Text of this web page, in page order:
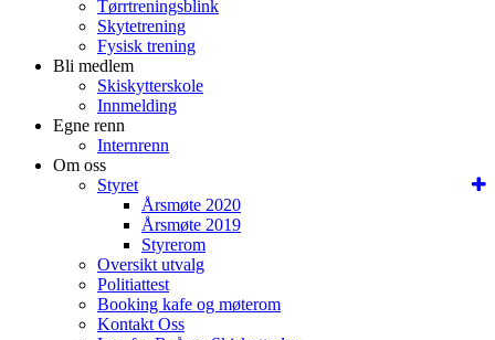
Tørrtreningsblink
Skytetrening
Fysisk trening
Bli medlem
Skiskytterskole
Innmelding
Egne renn
Internrenn
Om oss
Styret
Årsmøte 2020
Årsmøte 2019
Styrerom
Oversikt utvalg
Politiattest
Booking kafe og møterom
Kontakt Oss